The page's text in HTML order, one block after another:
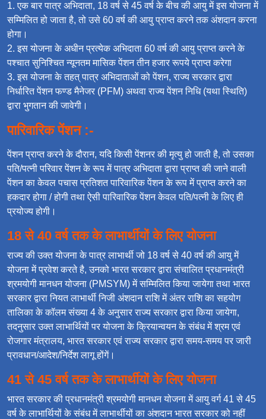
एक बार पात्र अभिदाता, 18 वर्ष से 45 वर्ष के बीच की आयु में इस योजना में
सम्मिलित हो जाता है, तो उसे 60 वर्ष की आयु प्राप्त करने तक अंशदान करना
होगा।
इस योजना के अधीन प्रत्येक अभिदाता 60 वर्ष की आयु प्राप्त करने के
पश्चात सुनिश्चित न्यूनतम मासिक पेंशन तीन हजार रूपये प्राप्त करेगा
इस योजना के तहत् पात्र अभिदाताओं को पेंशन, राज्य सरकार द्वारा
निर्धारित पेंशन फण्ड मैनेजर (PFM) अथवा राज्य पेंशन निधि (यथा स्थिति)
द्वारा भुगतान की जावेगी।
पारिवारिक पेंशन :-
पेंशन प्राप्त करने के दौरान, यदि किसी पेंशनर की मृत्यु हो जाती है, तो उसका
पति/पत्नी परिवार पेंशन के रूप में पात्र अभिदाता द्वारा प्राप्त की जाने वाली
पेंशन का केवल पचास प्रतिशत पारिवारिक पेंशन के रूप में प्राप्त करने का
हकदार होगा / होगी तथा ऐसी पारिवारिक पेंशन केवल पति/पत्नी के लिए ही
प्रयोज्य होगी।
18 से 40 वर्ष तक के लाभार्थीयों के लिए योजना
राज्य की उक्त योजना के पात्र लाभार्थी जो 18 वर्ष से 40 वर्ष की आयु में
योजना में प्रवेश करते है, उनको भारत सरकार द्वारा संचालित प्रधानमंत्री
श्रमयोगी मानधन योजना (PMSYM) में सम्मिलित किया जायेगा तथा भारत
सरकार द्वारा नियत लाभार्थी निजी अंशदान राशि में अंतर राशि का सहयोग
तालिका के कॉलम संख्या 4 के अनुसार राज्य सरकार द्वारा किया जायेगा,
तदनुसार उक्त लाभार्थियों पर योजना के क्रियान्वयन के संबंध में श्रम एवं
रोजगार मंत्रालय, भारत सरकार एवं राज्य सरकार द्वारा समय-समय पर जारी
प्रावधान/आदेश/निर्देश लागू होंगें।
41 से 45 वर्ष तक के लाभार्थीयों के लिए योजना
भारत सरकार की प्रधानमंत्री श्रमयोगी मानधन योजना में आयु वर्ग 41 से 45
वर्ष के लाभार्थियों के संबंध में लाभार्थीयों का अंशदान भारत सरकार को नहीं